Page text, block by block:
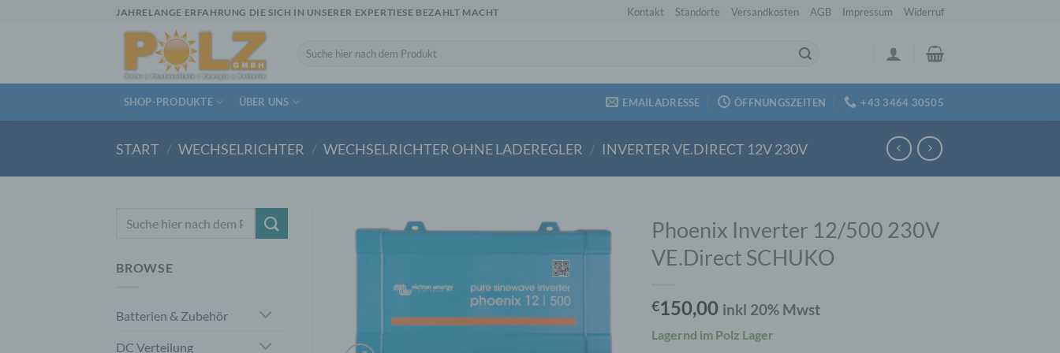
JAHRELANGE ERFAHRUNG DIE SICH IN UNSERER EXPERTIESE BEZAHLT MACHT Kontakt Standorte Versandkosten AGB Impressum Widerruf
Suchen
SHOP-PRODUKTE ÜBER UNS EMAILADRESSE ÖFFNUNGSZEITEN +43 3464 30505
START / WECHSELRICHTER / WECHSELRICHTER OHNE LADEREGLER / INVERTER VE.DIRECT 12V 230V
BROWSE
Batterien & Zubehör
DC Verteilung
Phoenix Inverter 12/500 230V
VE.Direct SCHUKO
€150,00 inkl 20% Mwst
Lagernd im Polz Lager